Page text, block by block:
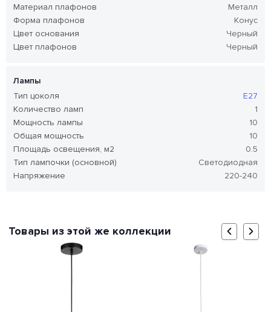
Материал плафонов
Металл
Форма плафонов
Конус
Цвет основания
Черный
Цвет плафонов
Черный
Лампы
Тип цоколя
E27
Количество ламп
1
Мощность лампы
10
Общая мощность
10
Площадь освещения, м2
0.5
Тип лампочки (основной)
Светодиодная
Напряжение
220-240
Товары из этой же коллекции